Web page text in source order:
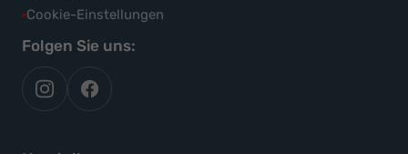
Cookie-Einstellungen
Folgen Sie uns:
autoflex
auf
autoflex24
auf